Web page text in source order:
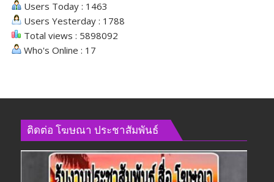
Users Today : 1463
Users Yesterday : 1788
Total views : 5898092
Who's Online : 17
ติดต่อ​ โฆษณา​ ประชาสัมพันธ์